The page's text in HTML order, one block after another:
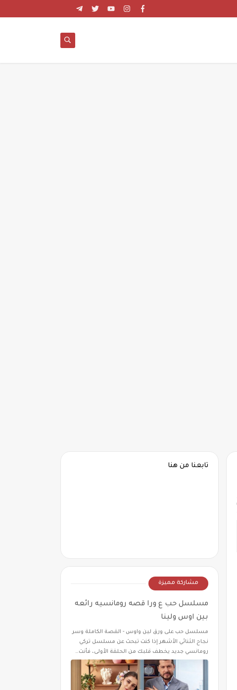
تابعنا من هنا
مشاركة مميزة
مسلسل حب ع ورا قصه رومانسيه رائعه
بين اوس ولينا
مسلسل حب على ورق لين واوس - القصة الكاملة وسر
نجاح الثنائي الأشهر إذا كنت تبحث عن مسلسل تركي
رومانسي جديد يخطف قلبك من الحلقة الأولى، فأنت…